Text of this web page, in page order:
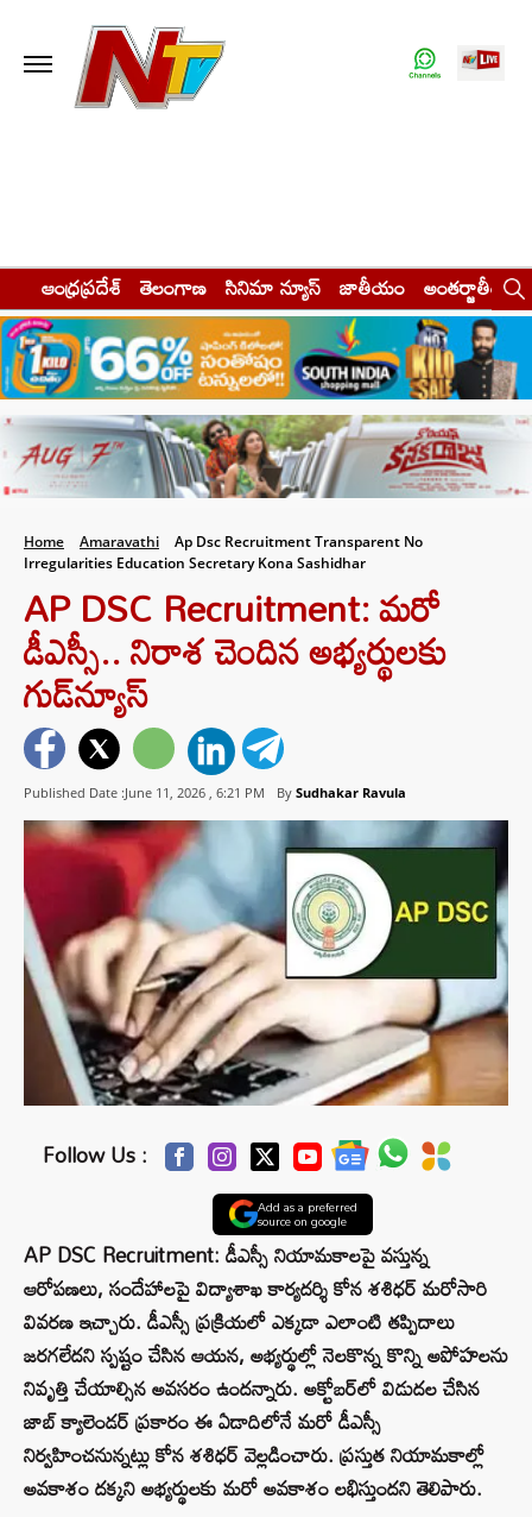
ఆంధ్రప్రదేశ్ తెలంగాణ సినిమా న్యూస్ జాతీయం అంతర్జాతీయం
Home Amaravathi
Ap Dsc Recruitment Transparent No
Irregularities Education Secretary Kona Sashidhar
AP DSC Recruitment: మరో
డీఎస్సీ.. నిరాశ చెందిన అభ్యర్థులకు
గుడ్‌న్యూస్
Published Date :June 11, 2026 , 6:21 PM By Sudhakar Ravula
Follow Us :
Add as a preferred
source on google
AP DSC Recruitment: డీఎస్సీ నియామకాలపై వస్తున్న
ఆరోపణలు, సందేహాలపై విద్యాశాఖ కార్యదర్శి కోన శశిధర్ మరోసారి
వివరణ ఇచ్చారు. డీఎస్సీ ప్రక్రియలో ఎక్కడా ఎలాంటి తప్పిదాలు
జరగలేదని స్పష్టం చేసిన ఆయన, అభ్యర్థుల్లో నెలకొన్న కొన్ని అపోహలను
నివృత్తి చేయాల్సిన అవసరం ఉందన్నారు. అక్టోబర్‌లో విడుదల చేసిన
జాబ్ క్యాలెండర్ ప్రకారం ఈ ఏడాదిలోనే మరో డీఎస్సీ
నిర్వహించనున్నట్లు కోన శశిధర్ వెల్లడించారు. ప్రస్తుత నియామకాల్లో
అవకాశం దక్కని అభ్యర్థులకు మరో అవకాశం లభిస్తుందని తెలిపారు.